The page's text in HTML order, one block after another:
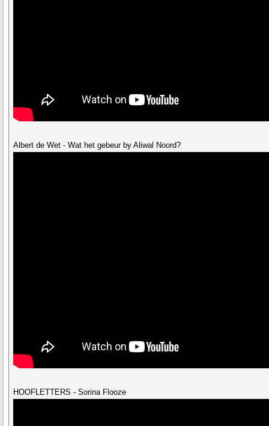
Albert de Wet - Wat het gebeur by Aliwal Noord?
HOOFLETTERS - Sorina Flooze